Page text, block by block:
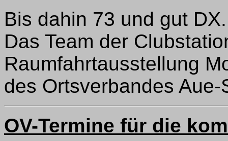
Bis dahin 73 und gut DX.
Das Team der
Raumfahrtausstellung
des Ortsverbandes
OV-Termine für die